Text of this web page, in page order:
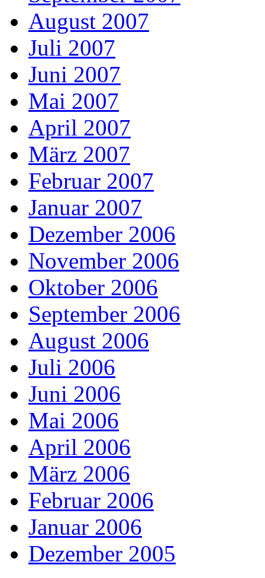
August 2007
Juli 2007
Juni 2007
Mai 2007
April 2007
März 2007
Februar 2007
Januar 2007
Dezember 2006
November 2006
Oktober 2006
September 2006
August 2006
Juli 2006
Juni 2006
Mai 2006
April 2006
März 2006
Februar 2006
Januar 2006
Dezember 2005